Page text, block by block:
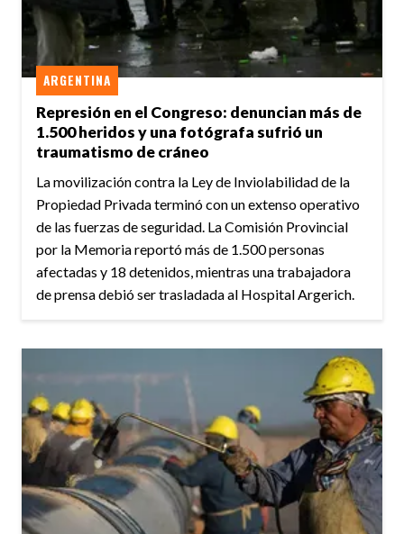
Represión en el Congreso: denuncian más de
1.500 heridos y una fotógrafa sufrió un
traumatismo de cráneo
ARGENTINA
La movilización contra la Ley de Inviolabilidad de la
Propiedad Privada terminó con un extenso operativo
de las fuerzas de seguridad. La Comisión Provincial
por la Memoria reportó más de 1.500 personas
afectadas y 18 detenidos, mientras una trabajadora
de prensa debió ser trasladada al Hospital Argerich.